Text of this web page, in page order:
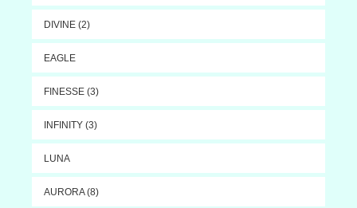
DIVINE (2)
EAGLE
FINESSE (3)
INFINITY (3)
LUNA
AURORA (8)